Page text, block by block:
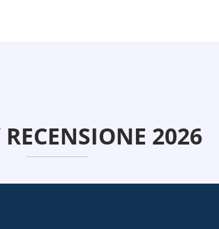
2026